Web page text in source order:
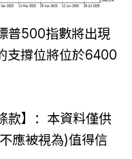
普500指數將出現
支撐位將位於6400
款】：本資料僅供
應被視為)值得信